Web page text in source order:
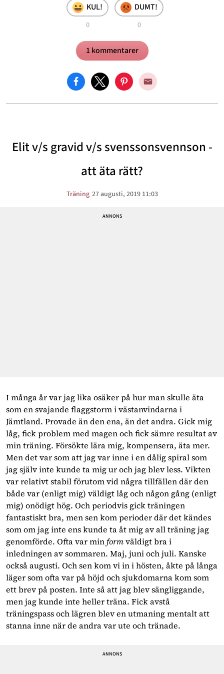
KUL!
0
DUMT!
0
1 kommentarer
Elit v/s gravid v/s svenssonsvennson -
att äta rätt?
Träning 27 augusti, 2019 11:03
I många år var jag lika osäker på hur man skulle äta
som en svajande flaggstorm i västanvindarna i
Jämtland. Provade än den ena, än det andra. Gick mig
låg, fick problem med magen och fick sämre resultat av
min träning. Försökte lära mig, kompensera, äta mer.
Men det var som att jag var inne i en dålig spiral som
jag själv inte kunde ta mig ur och jag blev less. Vikten
var relativt stabil förutom vid några tillfällen där den
både var (enligt mig) väldigt låg och någon gång (enligt
mig) onödigt hög. Och periodvis gick träningen
fantastiskt bra, men sen kom perioder där det kändes
som om jag inte ens kunde ta åt mig av all träning jag
genomförde. Ofta var min form väldigt bra i
inledningen av sommaren. Maj, juni och juli. Kanske
också augusti. Och sen kom vi in i hösten, åkte på långa
läger som ofta var på höjd och sjukdomarna kom som
ett brev på posten. Inte så att jag blev sängliggande,
men jag kunde inte heller träna. Fick avstå
träningspass och lägren blev en utmaning mentalt att
stanna inne när de andra var ute och tränade.